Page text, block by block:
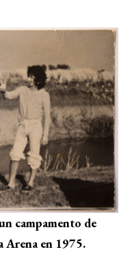
campamento de
Arena en 1975.